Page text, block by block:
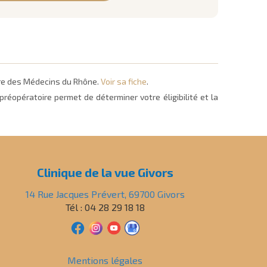
des Médecins du Rhône. Voir sa fiche.
permet de déterminer votre éligibilité et la
Clinique de la vue Givors
14 Rue Jacques Prévert, 69700 Givors
Tél : 04 28 29 18 18
Mentions légales